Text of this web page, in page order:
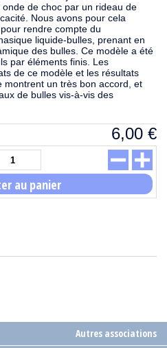
onde de choc par un rideau de
Nous avons pour cela
rendre compte du
liquide-bulles, prenant en
des bulles. Ce modèle a été
par éléments finis. Les
de ce modèle et les résultats
montrent un très bon accord, et
de bulles vis-à-vis des
6,00 €
au panier
Autres associations